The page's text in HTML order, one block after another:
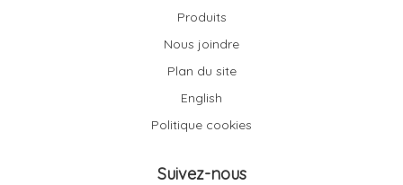
Produits
Nous joindre
Plan du site
English
Politique cookies
Suivez-nous